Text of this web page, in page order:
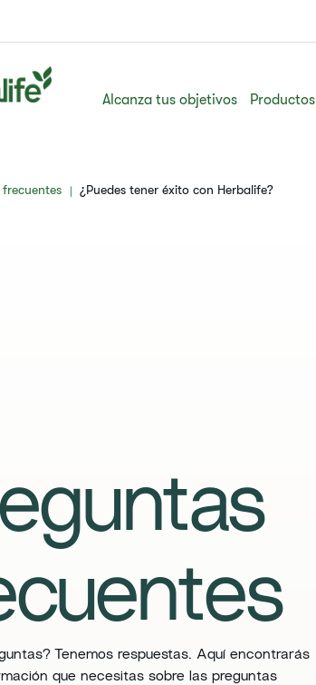
Alcanza tus objetivos Productos
| ​¿Puedes tener éxito con Herbalife?
Tenemos respuestas. Aquí encontrarás
que necesitas sobre las preguntas